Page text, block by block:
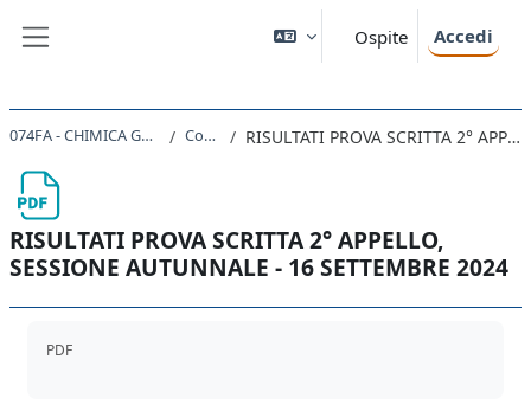
Ospite Accedi
074FA - CHIMICA GENERALE ED INORGANICA 2023 Comunicazioni RISULTATI PROVA SCRITTA 2° APPELLO, SESSIONE AUTUNNALE - 16 SETTEMBRE 2024
RISULTATI PROVA SCRITTA 2° APPELLO,
SESSIONE AUTUNNALE - 16 SETTEMBRE 2024
PDF